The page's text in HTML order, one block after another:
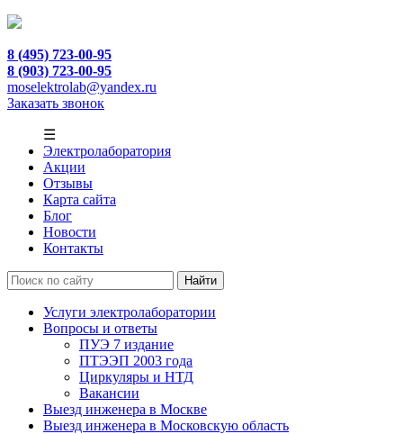
8 (495) 723-00-95
8 (903) 723-00-95
moselektrolab@yandex.ru
Заказать звонок
☰
Электролаборатория
Акции
Отзывы
Карта сайта
Блог
Новости
Контакты
Услуги электролаборатории
Вопросы и ответы
ПУЭ 7 издание
ПТЭЭП 2003 года
Циркуляры и НТД
Вакансии
Выезд инженера в Москве
Выезд инженера в Московскую область